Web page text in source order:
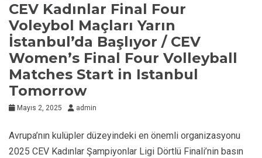
CEV Kadınlar Final Four
Voleybol Maçları Yarın
İstanbul’da Başlıyor / CEV
Women’s Final Four Volleyball
Matches Start in Istanbul
Tomorrow
Mayıs 2, 2025 admin
Avrupa’nın kulüpler düzeyindeki en önemli organizasyonu
2025 CEV Kadınlar Şampiyonlar Ligi Dörtlü Finali’nin basın